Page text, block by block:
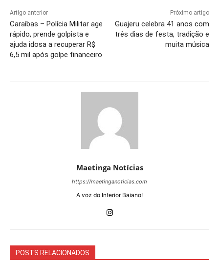
Artigo anterior
Caraíbas – Polícia Militar age
rápido, prende golpista e
ajuda idosa a recuperar R$
6,5 mil após golpe financeiro
Próximo artigo
Guajeru celebra 41 anos com
três dias de festa, tradição e
muita música
Maetinga Notícias
https://maetinganoticias.com
A voz do Interior Baiano!
POSTS RELACIONADOS